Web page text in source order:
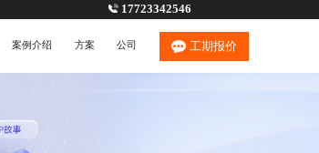
17723342546
案例介绍 方案 公司 工期报价